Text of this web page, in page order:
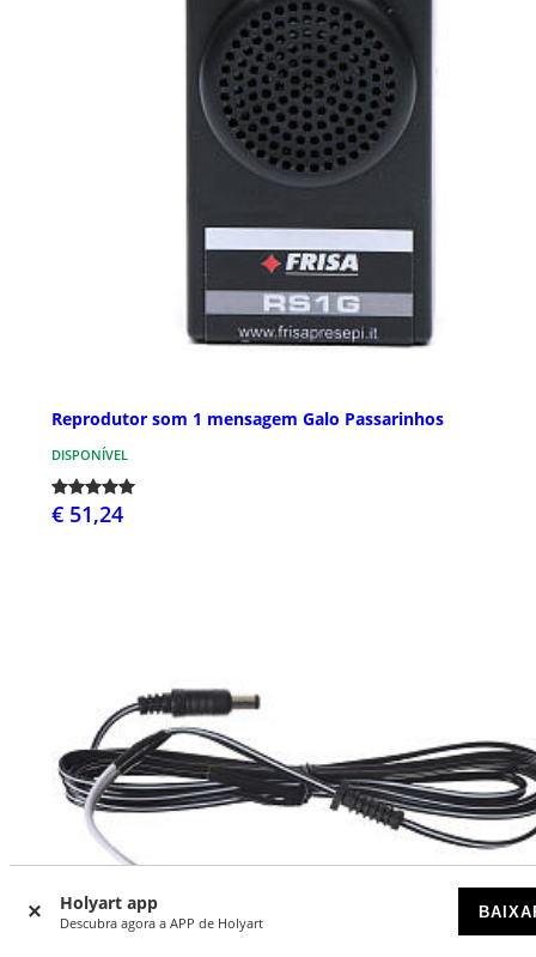
Holyart app
Descubra agora a APP de Holyart
Reprodutor som 1 mensagem Galo Passarinhos
DISPONÍVEL
€ 51,24